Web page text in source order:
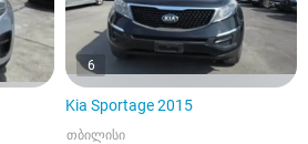
6
Kia Sportage 2015
თბილისი